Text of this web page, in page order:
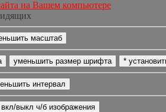
на Вашем компьютере